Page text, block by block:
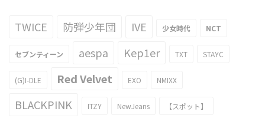
TWICE 防弾少年団 IVE 少女時代 NCT
セブンティーン aespa Kep1er TXT STAYC
(G)I-DLE Red Velvet EXO NMIXX
BLACKPINK ITZY NewJeans 【スポット】